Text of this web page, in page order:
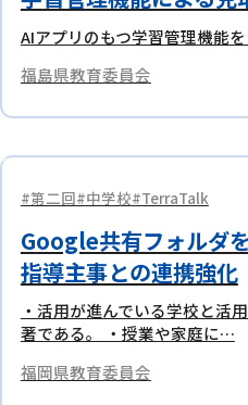
AIアプリのもつ学習管理機能
福島県教育委員会
第二回 中学校 TerraTalk
Google共有フォルダを活用した教育事務所
指導主事との連携強化
・活用が進んでいる学校と活
著である。 ・授業や家庭に…
福岡県教育委員会